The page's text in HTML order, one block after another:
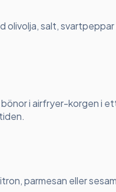
olivolja, salt,
i airfryer-korgen i
parmesan eller